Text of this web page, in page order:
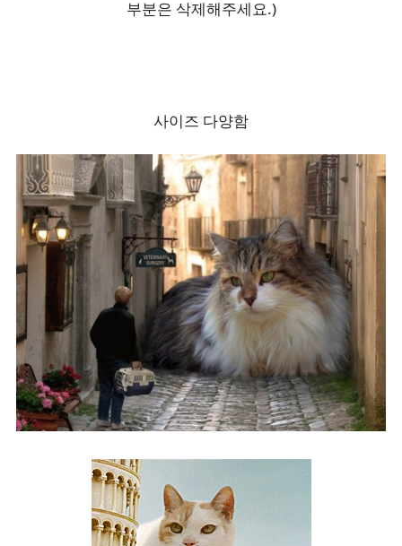
부분은 삭제해주세요.)
사이즈 다양함